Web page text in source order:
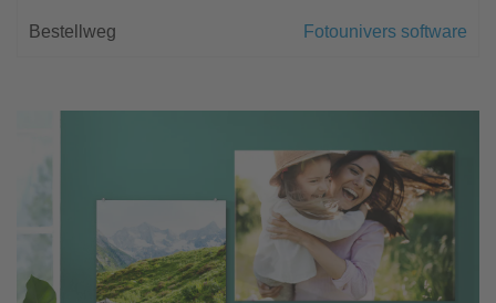
Fotounivers software